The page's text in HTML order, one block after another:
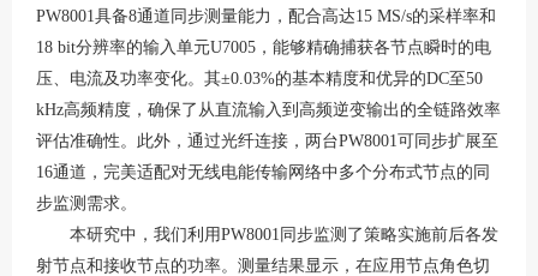
PW8001具备8通道同步测量能力，配合高达15 MS/s的采样率和
18 bit分辨率的输入单元U7005，能够精确捕获各节点瞬时的电
压、电流及功率变化。其±0.03%的基本精度和优异的DC至50
kHz高频精度，确保了从直流输入到高频逆变输出的全链路效率
评估准确性。此外，通过光纤连接，两台PW8001可同步扩展至
16通道，完美适配对无线电能传输网络中多个分布式节点的同
步监测需求。
本研究中，我们利用PW8001同步监测了策略实施前后各发
射节点和接收节点的功率。测量结果显示，在应用节点角色切